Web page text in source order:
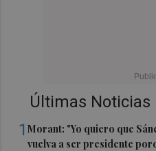
Últimas Noticias
1Morant: "Yo quiero que
vuelva a ser presidente